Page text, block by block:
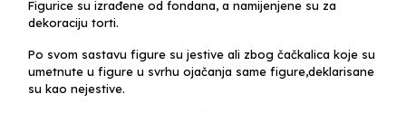
Figurice su izrađene od fondana, a namijenjene su za
dekoraciju torti.
Po svom sastavu figure su jestive ali zbog čačkalica koje su
umetnute u figure u svrhu ojačanja same figure,deklarisane
su kao nejestive.